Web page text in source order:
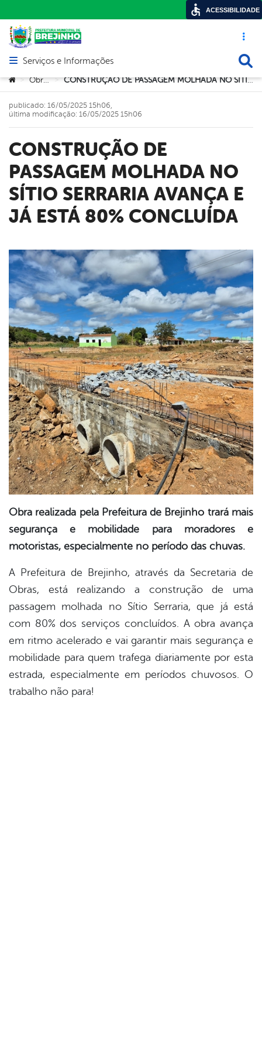
Acesso
Abrir menu principal de navegação
Serviços e Informações
Você está aqui:
> Obras > CONSTRUÇÃO DE PASSAGEM MOLHADA NO SÍTIO SERRARIA AVANÇA E JÁ ESTÁ 80% CONCLUÍDA
CONSTRUÇÃO DE
PASSAGEM MOLHADA NO
SÍTIO SERRARIA AVANÇA E
JÁ ESTÁ 80% CONCLUÍDA
publicado: 16/05/2025 15h06,
última modificação: 16/05/2025 15h06
Obra realizada pela Prefeitura de Brejinho trará mais
segurança e mobilidade para moradores e
motoristas, especialmente no período das chuvas.
A Prefeitura de Brejinho, através da Secretaria de
Obras, está realizando a construção de uma
passagem molhada no Sítio Serraria, que já está
com 80% dos serviços concluídos. A obra avança
em ritmo acelerado e vai garantir mais segurança e
mobilidade para quem trafega diariamente por esta
estrada, especialmente em períodos chuvosos. O
trabalho não para!
ACESSIBILIDADE